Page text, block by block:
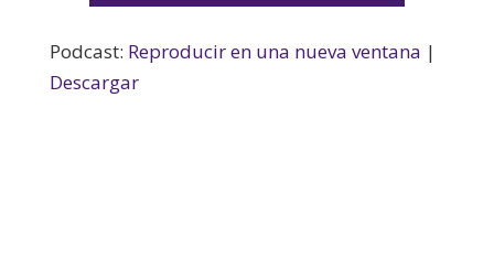
Podcast: Reproducir en una nueva ventana |
Descargar